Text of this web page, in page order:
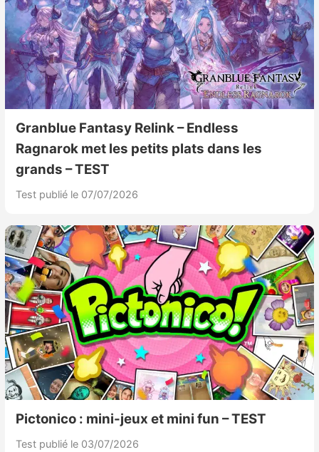
Granblue Fantasy Relink – Endless
Ragnarok met les petits plats dans les
grands – TEST
Test publié le 07/07/2026
Pictonico : mini-jeux et mini fun – TEST
Test publié le 03/07/2026